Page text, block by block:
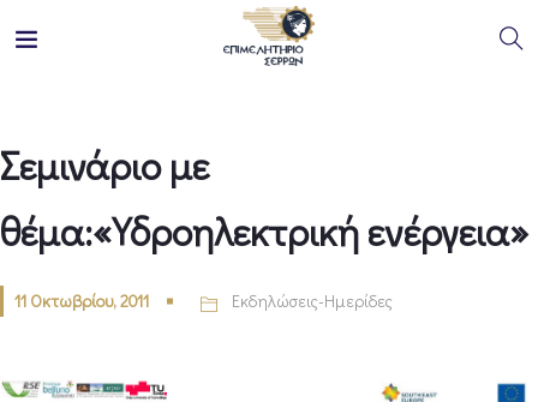
Σεμινάριο με
θέμα:«Υδροηλεκτρική ενέργεια»
11 Οκτωβρίου, 2011 Εκδηλώσεις-Ημερίδες